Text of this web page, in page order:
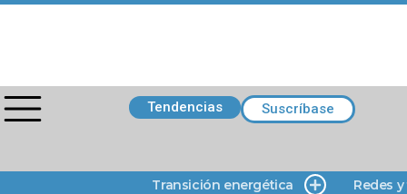
Tendencias Suscríbase
Transición energética Redes